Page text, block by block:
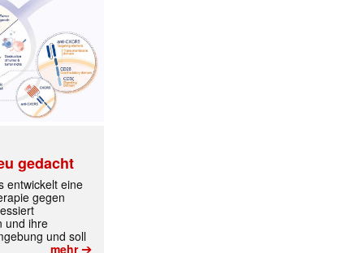
gedacht
entwickelt eine
gegen
und ihre
und soll
mehr➔